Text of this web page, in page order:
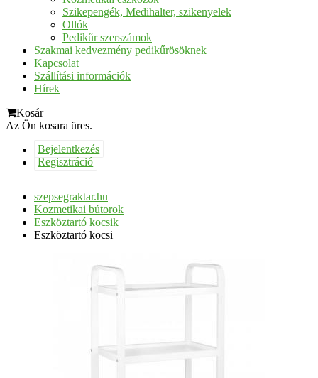
Szikepengék, Medihalter, szikenyelek
Ollók
Pedikűr szerszámok
Szakmai kedvezmény pedikűrösöknek
Kapcsolat
Szállítási információk
Hírek
Kosár
Az Ön kosara üres.
Bejelentkezés
Regisztráció
szepsegraktar.hu
Kozmetikai bútorok
Eszköztartó kocsik
Eszköztartó kocsi